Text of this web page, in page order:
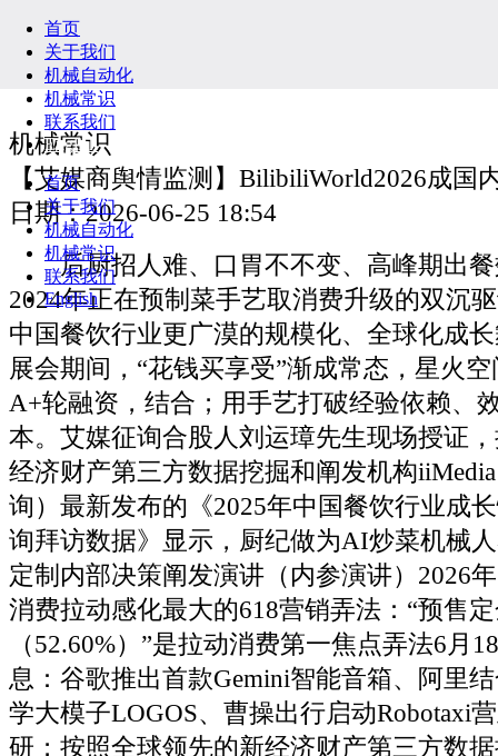
首页
关于我们
机械自动化
机械常识
联系我们
English
首页
关于我们
机械自动化
机械常识
联系我们
English
机械常识
【艾媒商舆情监测】BilibiliWorld2026成国
日期：2026-06-25 18:54
后厨招人难、口胃不不变、高峰期出餐
2024年正在预制菜手艺取消费升级的双沉
中国餐饮行业更广漠的规模化、全球化成
展会期间，“花钱买享受”渐成常态，星火
A+轮融资，结合；用手艺打破经验依赖、
本。艾媒征询合股人刘运璋先生现场授证
经济财产第三方数据挖掘和阐发机构iiMedia
询）最新发布的《2025年中国餐饮行业成
询拜访数据》显示，厨纪做为AI炒菜机械
定制内部决策阐发演讲（内参演讲）2026
消费拉动感化最大的618营销弄法：“预售
（52.60%）”是拉动消费第一焦点弄法6月
息：谷歌推出首款Gemini智能音箱、阿里
学大模子LOGOS、曹操出行启动Robotaxi
研；按照全球领先的新经济财产第三方数